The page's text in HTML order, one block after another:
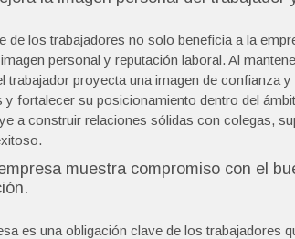
de los trabajadores no solo beneficia a la
personal y reputación laboral. Al
proyecta una imagen de confianza
fortalecer su posicionamiento dentro del
a construir relaciones sólidas con colegas,
muestra compromiso con el
es una obligación clave de los trabajadores